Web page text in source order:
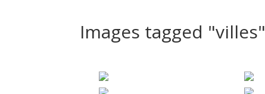
Images tagged "villes"